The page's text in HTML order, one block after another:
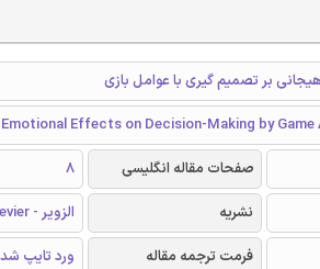
بر تصمیم گیری با عوامل بازی
Effects on Decision-Making by Game
صفحات مقاله انگلیسی
8
نشریه
الزویر - Elsevier
فرمت ترجمه مقاله
ورد تایپ